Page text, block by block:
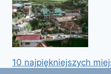
10 najpiękniejszych